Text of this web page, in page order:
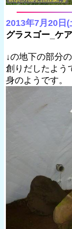
2013年7月20日(
グラスゴー_ケ
↓の地下の部分
創りだしたよう
身のようです。